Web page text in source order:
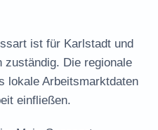
ist für Karlstadt und
zuständig. Die regionale
lokale Arbeitsmarktdaten
einfließen.